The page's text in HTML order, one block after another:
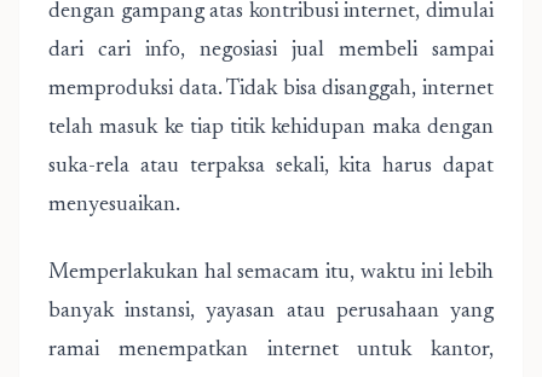
dengan gampang atas kontribusi internet, dimulai
dari cari info, negosiasi jual membeli sampai
memproduksi data. Tidak bisa disanggah, internet
telah masuk ke tiap titik kehidupan maka dengan
suka-rela atau terpaksa sekali, kita harus dapat
menyesuaikan.
Memperlakukan hal semacam itu, waktu ini lebih
banyak instansi, yayasan atau perusahaan yang
ramai menempatkan internet untuk kantor,